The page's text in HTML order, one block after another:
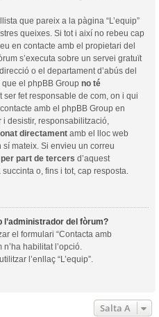
que pareix a la pàgina “L’equip”
queixes. Si tot i així no rebeu cap
en contacte amb el propietari del
s’executa sobre un servei gratuït
o el departament d’abús del
el phpBB Group no té
ser fet responsable de com, on i qui
amb el phpBB Group en
desistir, responsabilització,
directament amb el lloc web
mateix. Si envieu un correu
per part de tercers d’aquest
o, fins i tot, cap resposta.
del fòrum?
el formulari “Contacta amb
habilitat l’opció.
l’enllaç “L’equip”.
Salta A